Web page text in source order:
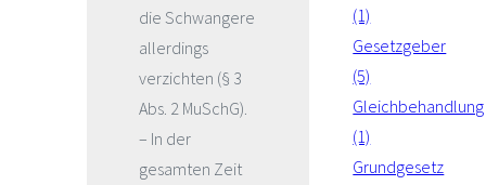
die Schwangere
allerdings
verzichten (§ 3
Abs. 2 MuSchG).
– In der
gesamten Zeit
(1)
Gesetzgeber
(5)
Gleichbehandlung
(1)
Grundgesetz